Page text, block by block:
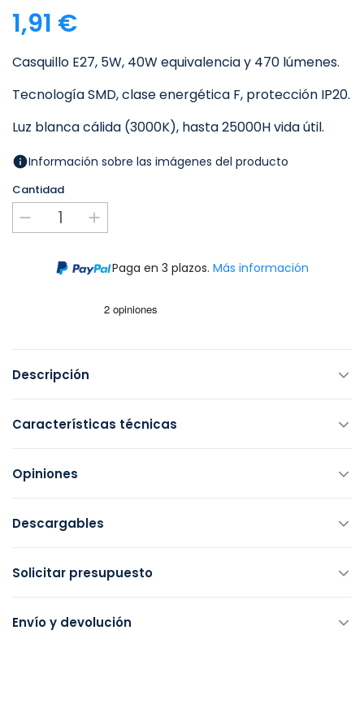
1,91 €
Casquillo E27, 5W, 40W equivalencia y 470 lúmenes.
Tecnología SMD, clase energética F, protección IP20.
Luz blanca cálida (3000K), hasta 25000H vida útil.
Información sobre las imágenes del producto
Cantidad
Paga en 3 plazos. Más información
Descripción
Características técnicas
Opiniones
Descargables
Solicitar presupuesto
Envío y devolución